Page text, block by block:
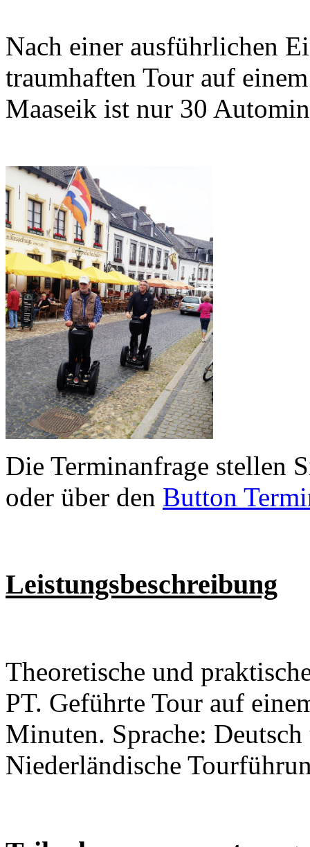
Nach einer ausführlichen
traumhaften Tour auf
Maaseik ist nur 30
Die Terminanfrage stellen
oder über den Button
Leistungsbeschreibung
Theoretische und
PT. Geführte Tour auf
Minuten. Sprache:
Niederländische